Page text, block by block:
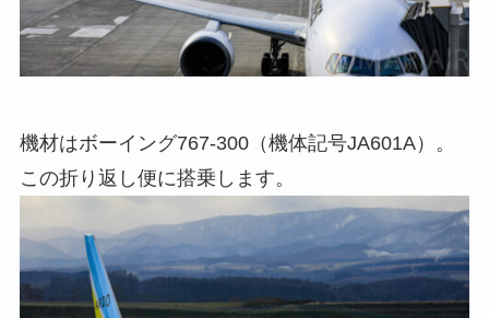
機材はボーイング767-300（機体記号JA601A）。
この折り返し便に搭乗します。